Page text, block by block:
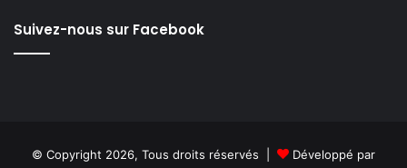
Suivez-nous sur Facebook
© Copyright 2026, Tous droits réservés | Développé par